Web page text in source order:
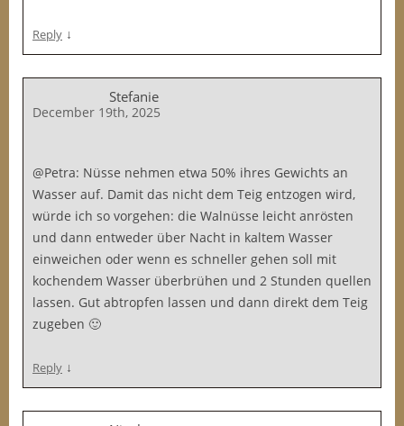
Reply ↓
Stefanie
December 19th, 2025
@Petra: Nüsse nehmen etwa 50% ihres Gewichts an
Wasser auf. Damit das nicht dem Teig entzogen wird,
würde ich so vorgehen: die Walnüsse leicht anrösten
und dann entweder über Nacht in kaltem Wasser
einweichen oder wenn es schneller gehen soll mit
kochendem Wasser überbrühen und 2 Stunden quellen
lassen. Gut abtropfen lassen und dann direkt dem Teig
zugeben 🙂
Reply ↓